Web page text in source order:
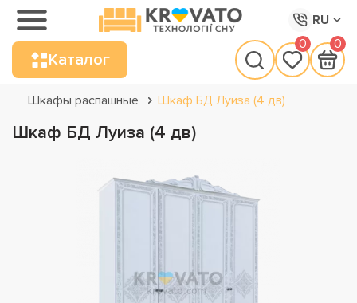
RU
Каталог
0 0
Шкафы распашные Шкаф БД Луиза (4 дв)
Шкаф БД Луиза (4 дв)